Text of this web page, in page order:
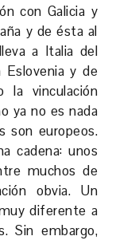
con Galicia y
y de ésta al
a Italia del
Eslovenia y de
la vinculación
ya no es nada
son europeos.
cadena: unos
muchos de
obvia. Un
diferente a
Sin embargo,